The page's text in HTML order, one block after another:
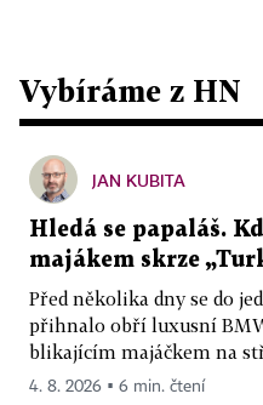
Vybíráme z HN
JAN KUBITA
Hledá se papaláš.
majákem skrze
Před několika dny se do
přihnalo obří luxusní
blikajícím majáčkem na
4. 8. 2026 ▪ 6 min. čtení